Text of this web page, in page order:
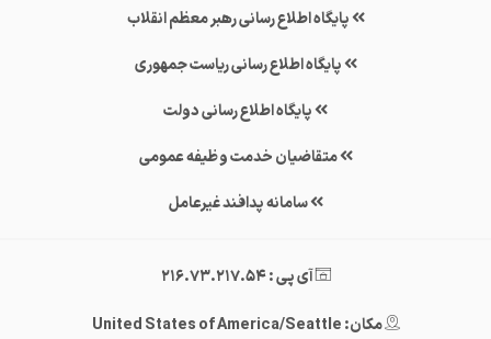
پایگاه اطلاع رسانی رهبر معظم انقلاب
پایگاه اطلاع رسانی ریاست جمهوری
پایگاه اطلاع رسانی دولت
متقاضیان خدمت وظیفه عمومی
سامانه پدافند غیرعامل
آی پی : 216.73.217.54
مکان: United States of America/Seattle